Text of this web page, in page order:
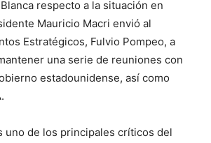
respecto a la situación en
Mauricio Macri envió al
Estratégicos, Fulvio Pompeo, a
una serie de reuniones con
estadounidense, así como
uno de los principales críticos del